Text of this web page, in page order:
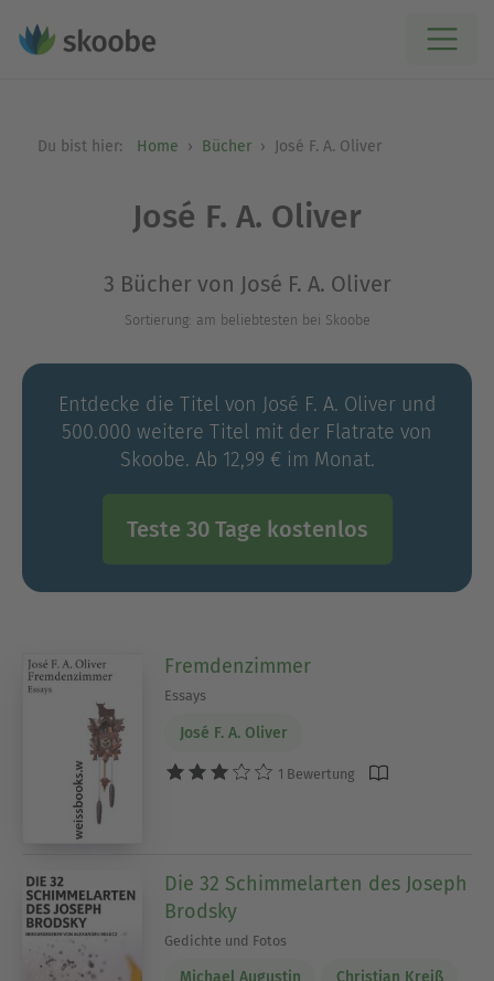
Du bist hier: Home Bücher José F. A. Oliver
José F. A. Oliver
3 Bücher von José F. A. Oliver
Sortierung: am beliebtesten bei Skoobe
Entdecke die Titel von José F. A. Oliver und
500.000 weitere Titel mit der Flatrate von
Skoobe. Ab 12,99 € im Monat.
Teste 30 Tage kostenlos
Fremdenzimmer
Essays
José F. A. Oliver
1 Bewertung
Die 32 Schimmelarten des Joseph
Brodsky
Gedichte und Fotos